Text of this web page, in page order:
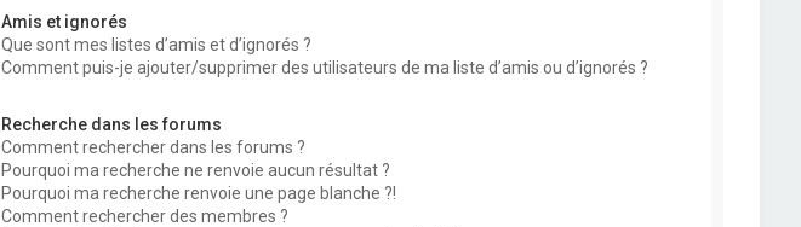
Amis et ignorés
Que sont mes listes d’amis et d’ignorés ?
Comment puis-je ajouter/supprimer des utilisateurs de ma liste d’amis ou d’ignorés ?
Recherche dans les forums
Comment rechercher dans les forums ?
Pourquoi ma recherche ne renvoie aucun résultat ?
Pourquoi ma recherche renvoie une page blanche ?!
Comment rechercher des membres ?